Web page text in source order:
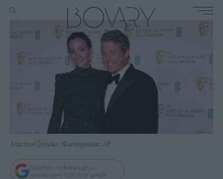
Λαμπερό ζευγάρι /Φωτογραφία: AP
Πρόσθεσε το Bovary.gr ως
προτιμώμενη πηγή στην google